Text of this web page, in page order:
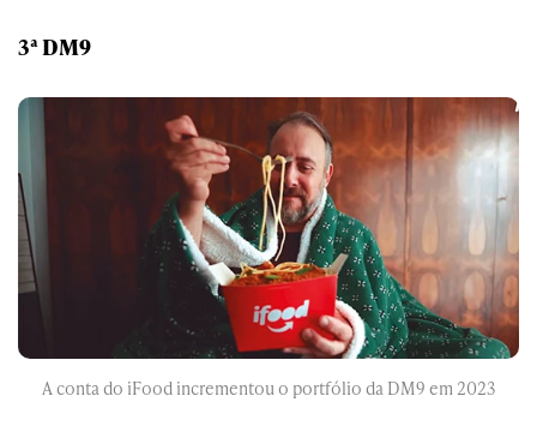
3ª DM9
A conta do iFood incrementou o portfólio da DM9 em 2023